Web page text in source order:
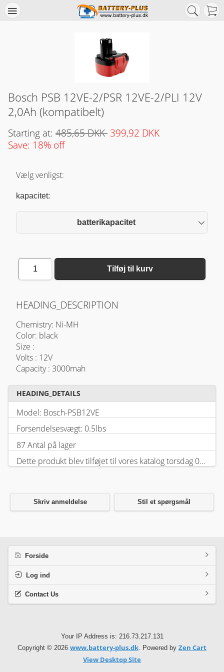
Bosch PSB 12VE-2/PSR 12VE-2/PLI 12V
2,0Ah (kompatibelt)
Starting at: 485,65 DKK 399,92 DKK
Save: 18% off
Vælg venligst:
kapacitet:
batterikapacitet
1 Tilføj til kurv
HEADING_DESCRIPTION
Chemistry: Ni-MH
Color: black
Size :
Volts : 12V
Capacity : 3000mah
HEADING_DETAILS
Model: Bosch-PSB12VE
Forsendelsesvægt: 0.5lbs
87 Antal på lager
Dette produkt blev tilføjet til vores katalog torsdag 05 februar, 2026.
Skriv anmeldelse Stil et spørgsmål
Forside
Log ind
Contact Us
Your IP Address is: 216.73.217.131
Copyright © 2026 www.battery-plus.dk. Powered by Zen Cart
View Desktop Site